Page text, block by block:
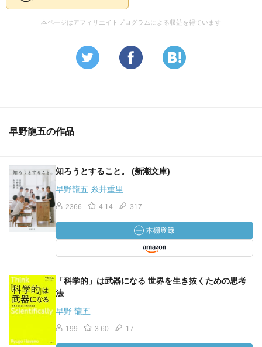
本ページはアフィリエイトプログラムによる収益を得ています
早野龍五の作品
知ろうとすること。 (新潮文庫)
早野龍五 糸井重里
2366 4.14 317
「科学的」は武器になる 世界を生き抜くための思考
法
早野 龍五
199 3.60 17